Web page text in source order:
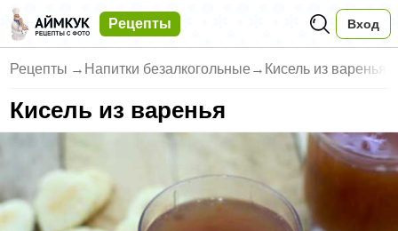
Рецепты Вход
Рецепты → Напитки безалкогольные → Кисель из варенья
Кисель из варенья